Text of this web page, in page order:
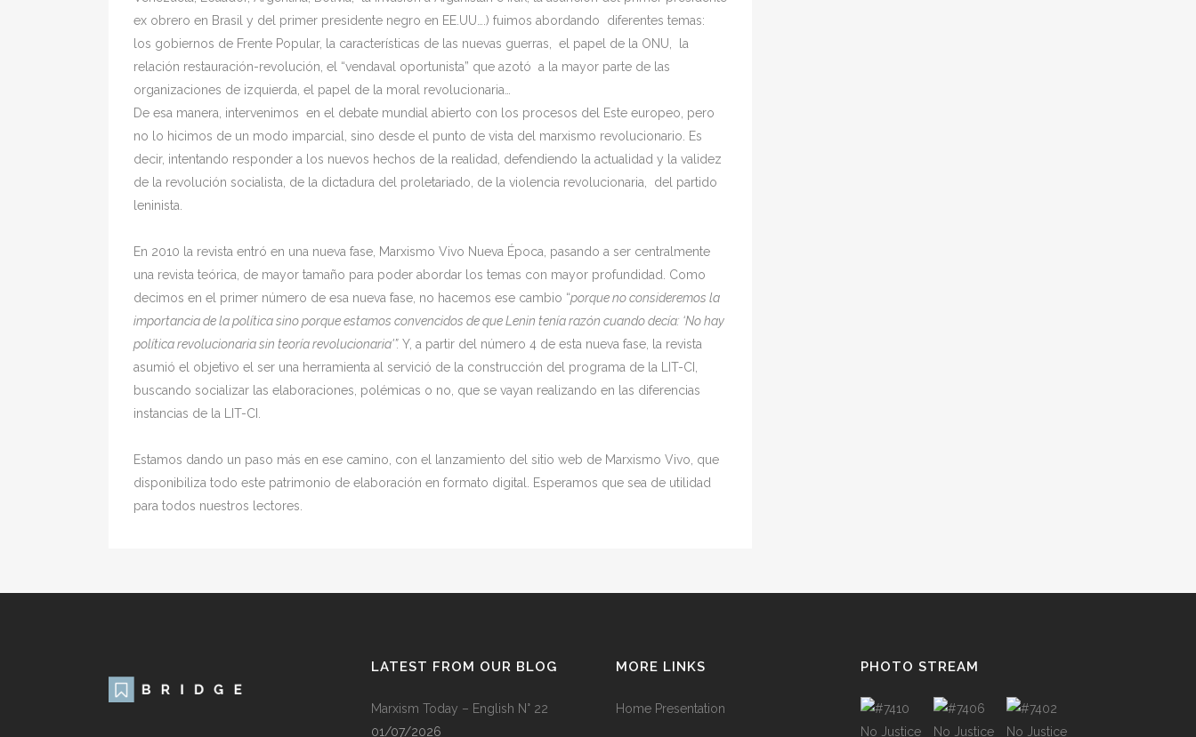
ex obrero en Brasil y del primer presidente negro en EE.UU….) fuimos abordando diferentes temas:
los gobiernos de Frente Popular, la características de las nuevas guerras, el papel de la ONU, la
relación restauración-revolución, el “vendaval oportunista” que azotó a la mayor parte de las
organizaciones de izquierda, el papel de la moral revolucionaria…
De esa manera, intervenimos en el debate mundial abierto con los procesos del Este europeo, pero
no lo hicimos de un modo imparcial, sino desde el punto de vista del marxismo revolucionario. Es
decir, intentando responder a los nuevos hechos de la realidad, defendiendo la actualidad y la validez
de la revolución socialista, de la dictadura del proletariado, de la violencia revolucionaria, del partido
leninista.
En 2010 la revista entró en una nueva fase, Marxismo Vivo Nueva Época, pasando a ser centralmente
una revista teórica, de mayor tamaño para poder abordar los temas con mayor profundidad. Como
decimos en el primer número de esa nueva fase, no hacemos ese cambio “porque no consideremos la
importancia de la política sino porque estamos convencidos de que Lenin tenía razón cuando decía: ‘No hay
política revolucionaria sin teoría revolucionaria'”. Y, a partir del número 4 de esta nueva fase, la revista
asumió el objetivo el ser una herramienta al servició de la construcción del programa de la LIT-CI,
buscando socializar las elaboraciones, polémicas o no, que se vayan realizando en las diferencias
instancias de la LIT-CI.
Estamos dando un paso más en ese camino, con el lanzamiento del sitio web de Marxismo Vivo, que
disponibiliza todo este patrimonio de elaboración en formato digital. Esperamos que sea de utilidad
para todos nuestros lectores.
LATEST FROM OUR BLOG
Marxism Today – English N° 22
01/07/2026
MORE LINKS
Home Presentation
PHOTO STREAM